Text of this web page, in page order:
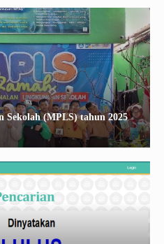
Sekolah (MPLS) tahun 2025